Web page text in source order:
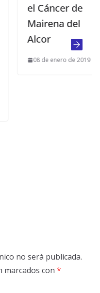
el Cáncer de
Mairena del
Alcor
08 de enero de 2019
no será publicada.
marcados con *